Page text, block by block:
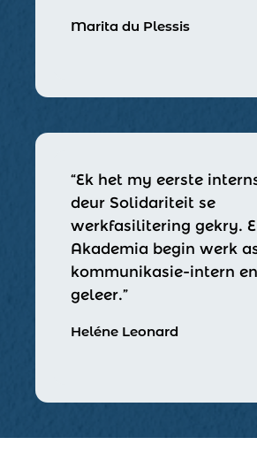
Marita du Plessis
“Ek het my eerste
deur Solidariteit se
werkfasilitering gekry.
Akademia begin werk
kommunikasie-intern
geleer.”
Heléne Leonard